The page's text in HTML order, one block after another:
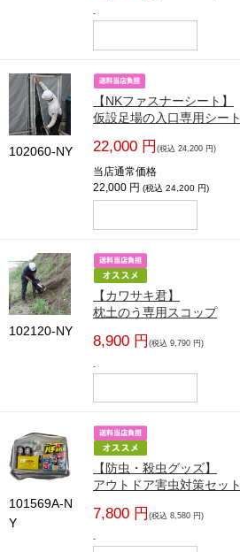
-
102060-NY
【NKファスナーシート】
仮設足場の入口専用シート
22,000 円 (税込 24,200 円)
当店通常価格
22,000 円 (税込 24,200 円)
102120-NY
【カワサキ君】
枕土のう専用スコップ
8,900 円 (税込 9,790 円)
-
101569A-N
Y
【防虫・殺虫グッズ】
アウトドア害虫対策セット
7,800 円 (税込 8,580 円)
-